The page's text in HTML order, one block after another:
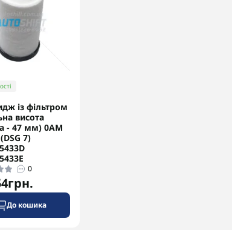
із фільтром
висота
- 47 мм) 0AM
7)
0
До кошика